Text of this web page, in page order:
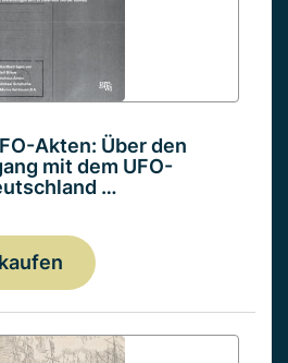
Akten: Über den
mit dem UFO-
…